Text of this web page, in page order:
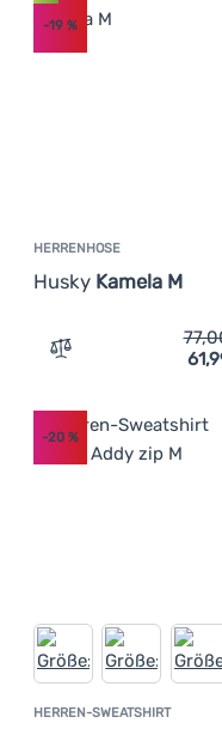
HERRENHOSE
Husky Kamela M
-19 %
Zum Vergleich
HERREN-SWEATSHIRT
-20 %